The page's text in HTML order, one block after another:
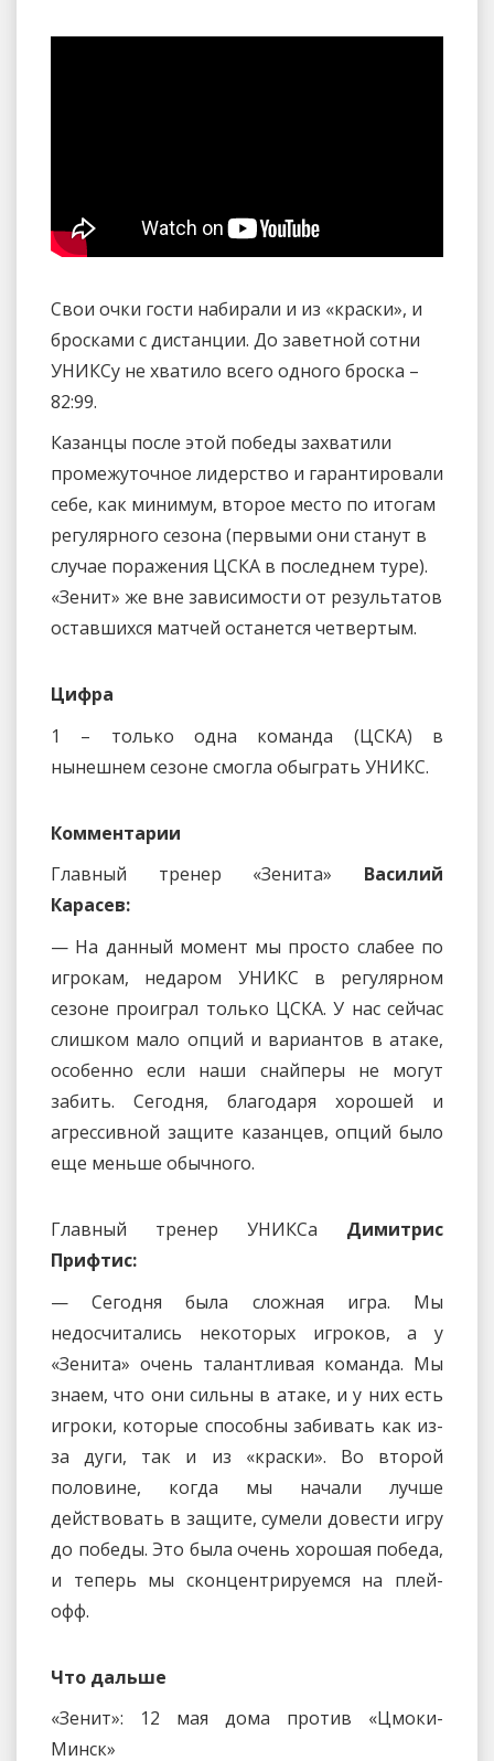
Свои очки гости набирали и из «краски», и
бросками с дистанции. До заветной сотни
УНИКСу не хватило всего одного броска –
82:99.
Казанцы после этой победы захватили
промежуточное лидерство и гарантировали
себе, как минимум, второе место по итогам
регулярного сезона (первыми они станут в
случае поражения ЦСКА в последнем туре).
«Зенит» же вне зависимости от результатов
оставшихся матчей останется четвертым.
Цифра
1 – только одна команда (ЦСКА) в
нынешнем сезоне смогла обыграть УНИКС.
Комментарии
Главный тренер «Зенита» Василий
Карасев:
— На данный момент мы просто слабее по
игрокам, недаром УНИКС в регулярном
сезоне проиграл только ЦСКА. У нас сейчас
слишком мало опций и вариантов в атаке,
особенно если наши снайперы не могут
забить. Сегодня, благодаря хорошей и
агрессивной защите казанцев, опций было
еще меньше обычного.
Главный тренер УНИКСа Димитрис
Прифтис:
— Сегодня была сложная игра. Мы
недосчитались некоторых игроков, а у
«Зенита» очень талантливая команда. Мы
знаем, что они сильны в атаке, и у них есть
игроки, которые способны забивать как из-
за дуги, так и из «краски». Во второй
половине, когда мы начали лучше
действовать в защите, сумели довести игру
до победы. Это была очень хорошая победа,
и теперь мы сконцентрируемся на плей-
офф.
Что дальше
«Зенит»: 12 мая дома против «Цмоки-
Минск»